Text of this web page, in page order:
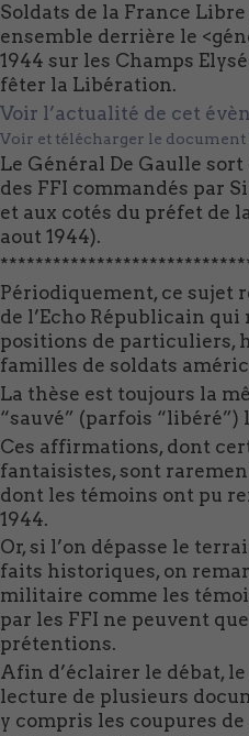
Soldats de la France
ensemble derrière le
1944 sur les Champs
fêter la Libération.
Voir l’actualité de cet
Voir et télécharger le document
Le Général De Gaulle
des FFI commandés par
et aux cotés du préfet de
aout 1944).
Périodiquement, ce sujet
de l’Echo Républicain qui
positions de particuliers,
familles de soldats
La thèse est toujours la
“sauvé” (parfois
Ces affirmations, dont
fantaisistes, sont
dont les témoins ont pu
1944.
Or, si l’on dépasse le
faits historiques, on
militaire comme les
par les FFI ne peuvent
prétentions.
Afin d’éclairer le débat, le
lecture de plusieurs
y compris les coupures